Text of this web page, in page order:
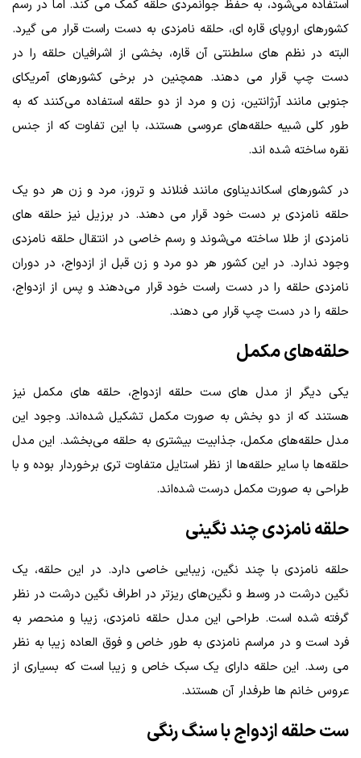
استفاده می‌شود، به حفظ جوانمردی حلقه کمک می‌ کند. اما در رسم
کشورهای اروپای قاره‌ ای، حلقه نامزدی به دست راست قرار می‌ گیرد.
البته در نظم‌ های سلطنتی آن قاره، بخشی از اشرافیان حلقه را در
دست چپ قرار می‌ دهند. همچنین در برخی کشورهای آمریکای
جنوبی مانند آرژانتین، زن و مرد از دو حلقه استفاده می‌کنند که به
طور کلی شبیه حلقه‌های عروسی هستند، با این تفاوت که از جنس
نقره ساخته شده‌ اند.
در کشورهای اسکاندیناوی مانند فنلاند و تروز، مرد و زن هر دو یک
حلقه نامزدی بر دست خود قرار می‌ دهند. در برزیل نیز حلقه‌ های
نامزدی از طلا ساخته می‌شوند و رسم خاصی در انتقال حلقه نامزدی
وجود ندارد. در این کشور هر دو مرد و زن قبل از ازدواج، در دوران
نامزدی حلقه را در دست راست خود قرار می‌دهند و پس از ازدواج،
حلقه را در دست چپ قرار می‌ دهند.
حلقه‌های مکمل
یکی دیگر از مدل‌ های ست حلقه ازدواج، حلقه‌ های مکمل نیز
هستند که از دو بخش به صورت مکمل تشکیل شده‌اند. وجود این
مدل حلقه‌های مکمل، جذابیت بیشتری به حلقه می‌بخشد. این مدل
حلقه‌ها با سایر حلقه‌ها از نظر استایل متفاوت تری برخوردار بوده و با
طراحی به صورت مکمل درست شده‌اند.
حلقه نامزدی چند نگینی
حلقه نامزدی با چند نگین، زیبایی خاصی دارد. در این حلقه، یک
نگین درشت در وسط و نگین‌های ریزتر در اطراف نگین درشت در نظر
گرفته شده است. طراحی این مدل حلقه نامزدی، زیبا و منحصر به
فرد است و در مراسم نامزدی به طور خاص و فوق‌ العاده زیبا به نظر
می‌ رسد. این حلقه دارای یک سبک خاص و زیبا است که بسیاری از
عروس خانم‌ ها طرفدار آن هستند.
ست حلقه ازدواج با سنگ رنگی